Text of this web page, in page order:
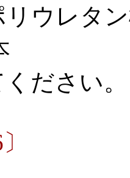
ウレタ
ださい。